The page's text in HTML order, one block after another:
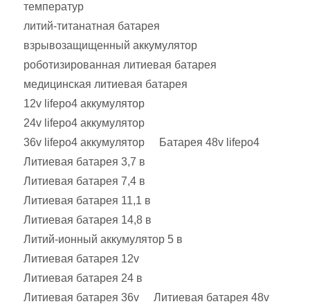
температур
литий-титанатная батарея
взрывозащищенный аккумулятор
роботизированная литиевая батарея
медицинская литиевая батарея
12v lifepo4 аккумулятор
24v lifepo4 аккумулятор
36v lifepo4 аккумулятор
Батарея 48v lifepo4
Литиевая батарея 3,7 в
Литиевая батарея 7,4 в
Литиевая батарея 11,1 в
Литиевая батарея 14,8 в
Литий-ионный аккумулятор 5 в
Литиевая батарея 12v
Литиевая батарея 24 в
Литиевая батарея 36v
Литиевая батарея 48v